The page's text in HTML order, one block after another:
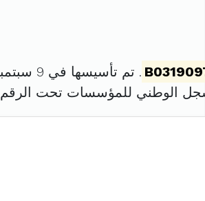
. تم تأسيسها في 9 سبتمبر 2016 برأس مال قدره
الوطني للمؤسسات تحت الرقم